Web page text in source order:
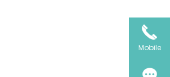
Mobile